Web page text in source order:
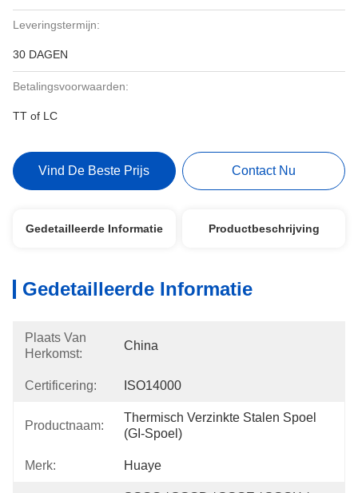
Leveringstermijn:
30 DAGEN
Betalingsvoorwaarden:
TT of LC
Vind De Beste Prijs Contact Nu
Gedetailleerde Informatie Productbeschrijving
Gedetailleerde Informatie
Plaats Van
Herkomst:
China
Certificering: ISO14000
Productnaam:
Thermisch Verzinkte Stalen Spoel
(GI-Spoel)
Merk: Huaye